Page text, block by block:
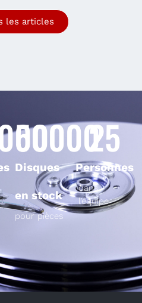
les articles
Disques
en stock
50000
pour pièces
Personnes
25
dans
l’équipe